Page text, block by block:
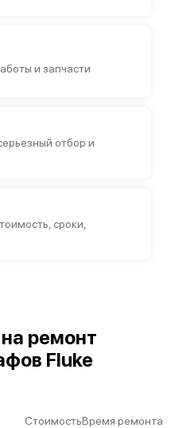
и запчасти
отбор и
сроки,
на ремонт
Fluke
СтоимостьВремя ремонта